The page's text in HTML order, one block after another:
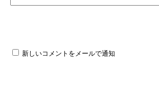
新しいコメントをメールで通知